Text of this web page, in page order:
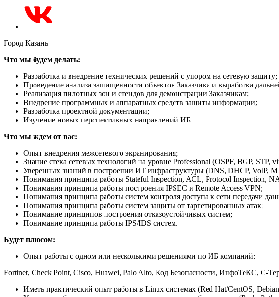
Город Казань
Что мы будем делать:
Разработка и внедрение технических решений с упором на сетевую защиту;
Проведение анализа защищенности объектов Заказчика и выработка
Реализация пилотных зон и стендов для демонстрации Заказчикам;
Внедрение программных и аппаратных средств защиты информации;
Разработка проектной документации;
Изучение новых перспективных направлений ИБ.
Что мы ждем от вас:
Опыт внедрения межсетевого экранирования;
Знание стека сетевых технологий на уровне Professional (OSPF, BGP,
Уверенных знаний в построении ИТ инфраструктуры (DNS, DHCP, VoIP,
Понимания принципа работы Stateful Inspection, ACL, Protocol Inspection,
Понимания принципа работы построения IPSEC и Remote Access VPN;
Понимания принципа работы систем контроля доступа к сети передачи
Понимания принципа работы систем защиты от таргетированных атак;
Понимание принципов построения отказоустойчивых систем;
Понимание принципа работы IPS/IDS систем.
Будет плюсом:
Опыт работы с одном или несколькими решениями по ИБ компаний:
Fortinet, Check Point, Cisco, Huawei, Palo Alto, Код Безопасности, ИнфоТеКС, С-
Иметь практический опыт работы в Linux системах (Red Hat/CentOS,